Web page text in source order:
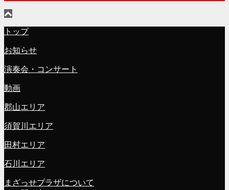
トップ
お知らせ
演奏会・コンサート
動画
郡山エリア
須賀川エリア
田村エリア
石川エリア
まざっせプラザについて